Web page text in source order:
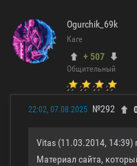
Ogurchik_69k
Каге
+ 507
Общительный
22:02, 07.08.2025 №292
Vitas (11.03.2014, 14:39)
Материал сайта,